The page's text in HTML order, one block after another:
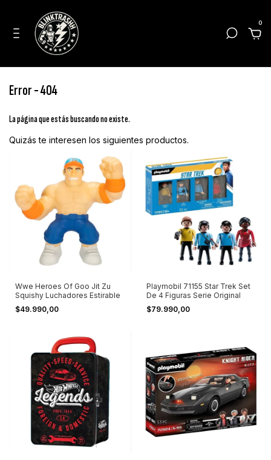
0
Error - 404
La página que estás buscando no existe.
Quizás te interesen los siguientes productos.
Wwe Heroes Of Goo Jit Zu
Squishy Luchadores Estirable
$49.990,00
Playmobil 71155 Star Trek Set
De 4 Figuras Serie Original
$79.990,00